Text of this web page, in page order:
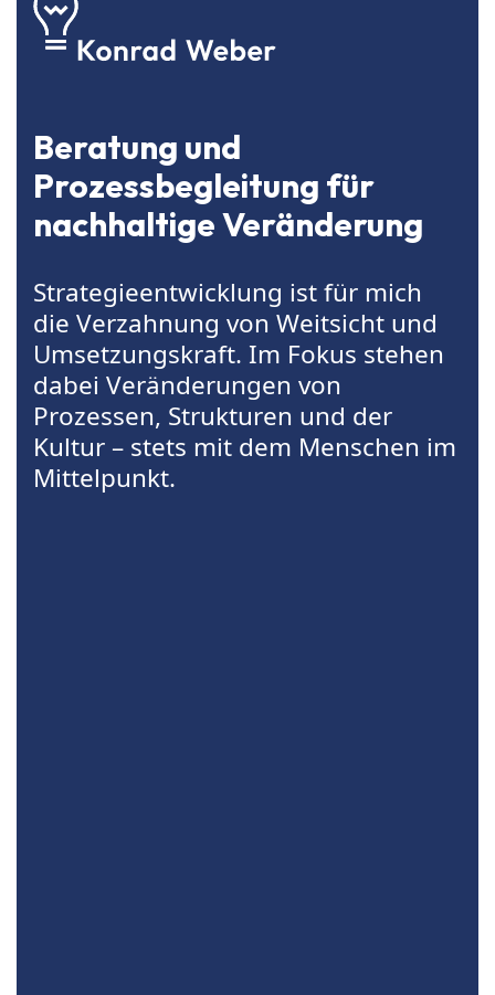
Beratung und
Prozessbegleitung für
nachhaltige Veränderung
Strategieentwicklung ist für mich
die Verzahnung von Weitsicht und
Umsetzungskraft. Im Fokus stehen
dabei Veränderungen von
Prozessen, Strukturen und der
Kultur – stets mit dem Menschen im
Mittelpunkt.